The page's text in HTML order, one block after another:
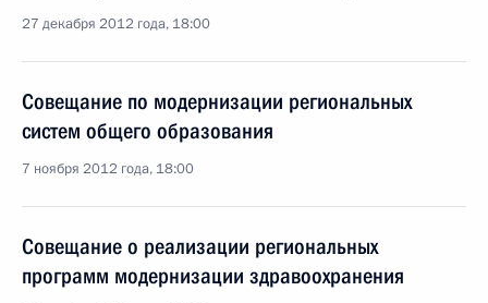
27 декабря 2012 года, 18:00
Совещание по модернизации региональных
систем общего образования
7 ноября 2012 года, 18:00
Совещание о реализации региональных
программ модернизации здравоохранения